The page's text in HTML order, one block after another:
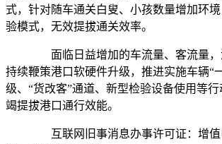
式，针对随车通关白叟、小孩数量增加环
验模式，无效提拔通关效率。
面临日益增加的车流量、客流量，
持续鞭策港口软硬件升级，推进实施车辆“
级、“货改客”通道、新型检验设备使用等
竭提拔港口通行效能。
互联网旧事消息办事许可证：增值